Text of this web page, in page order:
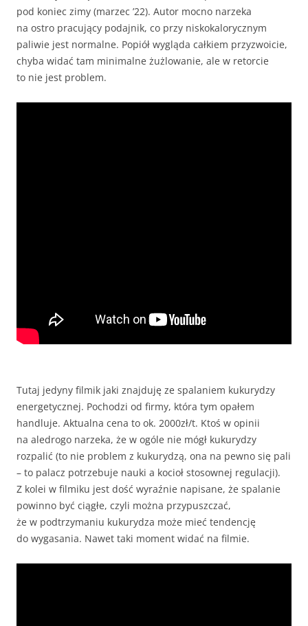
pod koniec zimy (marzec ’22). Autor mocno narzeka
na ostro pracujący podajnik, co przy niskokalorycznym
paliwie jest normalne. Popiół wygląda całkiem przyzwoicie,
chyba widać tam minimalne żużlowanie, ale w retorcie
to nie jest problem.
Tutaj jedyny filmik jaki znajduję ze spalaniem kukurydzy
energetycznej. Pochodzi od firmy, która tym opałem
handluje. Aktualna cena to ok. 2000zł/t. Ktoś w opinii
na aledrogo narzeka, że w ogóle nie mógł kukurydzy
rozpalić (to nie problem z kukurydzą, ona na pewno się pali
– to palacz potrzebuje nauki a kocioł stosownej regulacji).
Z kolei w filmiku jest dość wyraźnie napisane, że spalanie
powinno być ciągłe, czyli można przypuszczać,
że w podtrzymaniu kukurydza może mieć tendencję
do wygasania. Nawet taki moment widać na filmie.